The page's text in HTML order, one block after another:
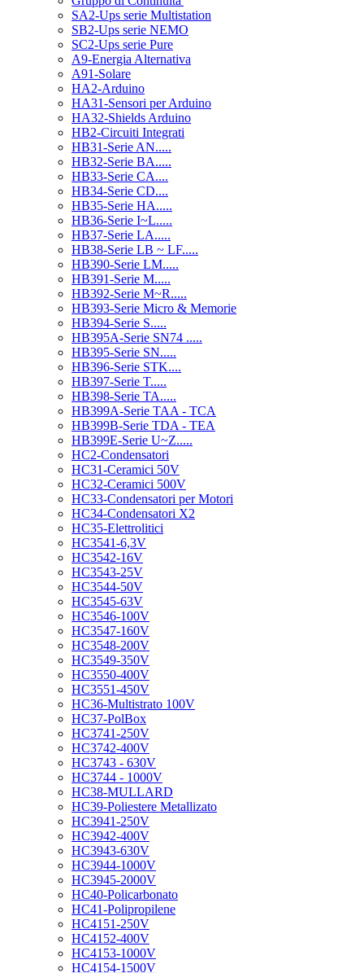
SA2-Ups serie Multistation
SB2-Ups serie NEMO
SC2-Ups serie Pure
A9-Energia Alternativa
A91-Solare
HA2-Arduino
HA31-Sensori per Arduino
HA32-Shields Arduino
HB2-Circuiti Integrati
HB31-Serie AN.....
HB32-Serie BA.....
HB33-Serie CA....
HB34-Serie CD....
HB35-Serie HA.....
HB36-Serie I~L.....
HB37-Serie LA.....
HB38-Serie LB ~ LF.....
HB390-Serie LM.....
HB391-Serie M.....
HB392-Serie M~R.....
HB393-Serie Micro & Memorie
HB394-Serie S.....
HB395A-Serie SN74 .....
HB395-Serie SN.....
HB396-Serie STK....
HB397-Serie T.....
HB398-Serie TA.....
HB399A-Serie TAA - TCA
HB399B-Serie TDA - TEA
HB399E-Serie U~Z.....
HC2-Condensatori
HC31-Ceramici 50V
HC32-Ceramici 500V
HC33-Condensatori per Motori
HC34-Condensatori X2
HC35-Elettrolitici
HC3541-6,3V
HC3542-16V
HC3543-25V
HC3544-50V
HC3545-63V
HC3546-100V
HC3547-160V
HC3548-200V
HC3549-350V
HC3550-400V
HC3551-450V
HC36-Multistrato 100V
HC37-PolBox
HC3741-250V
HC3742-400V
HC3743 - 630V
HC3744 - 1000V
HC38-MULLARD
HC39-Poliestere Metallizato
HC3941-250V
HC3942-400V
HC3943-630V
HC3944-1000V
HC3945-2000V
HC40-Policarbonato
HC41-Polipropilene
HC4151-250V
HC4152-400V
HC4153-1000V
HC4154-1500V